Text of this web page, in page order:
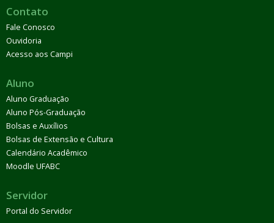
Contato
Fale Conosco
Ouvidoria
Acesso aos Campi
Aluno
Aluno Graduação
Aluno Pós-Graduação
Bolsas e Auxílios
Bolsas de Extensão e Cultura
Calendário Acadêmico
Moodle UFABC
Servidor
Portal do Servidor